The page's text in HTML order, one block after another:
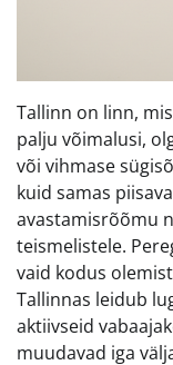
Tallinn on linn,
palju võimalusi,
või vihmase
kuid samas
avastamisrõõmu
teismelistele.
vaid kodus
Tallinnas leidub
aktiivseid
muudavad iga